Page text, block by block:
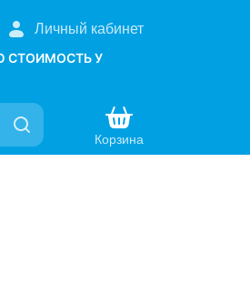
Личный кабинет
СТОИМОСТЬ У
Корзина